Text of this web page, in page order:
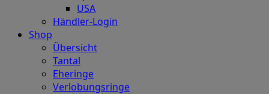
USA
Händler-Login
Shop
Übersicht
Tantal
Eheringe
Verlobungsringe